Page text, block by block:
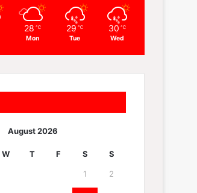
28 ℃
Mon
29 ℃
Tue
30 ℃
Wed
August 2026
W T F S S
1 2